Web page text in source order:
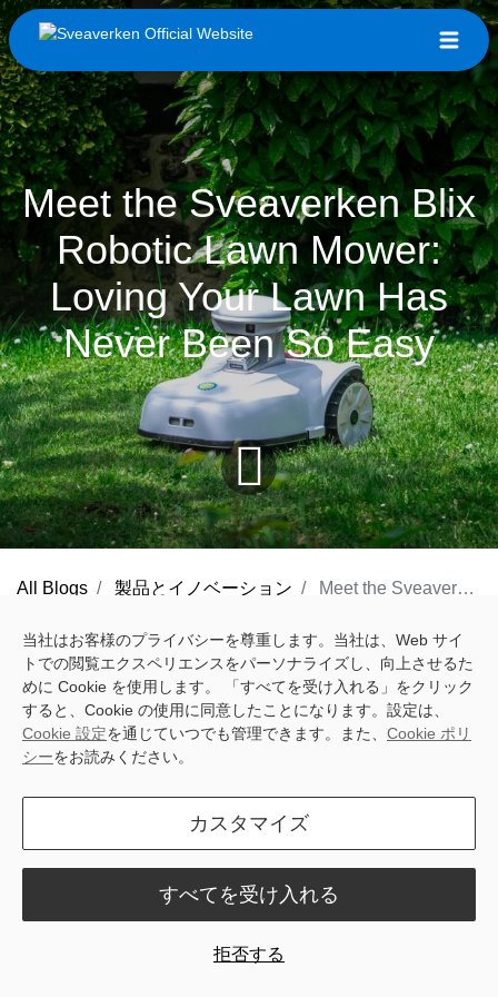
Meet the Sveaverken Blix
Robotic Lawn Mower:
Loving Your Lawn Has
Never Been So Easy
All Blogs 製品とイノベーション Meet the Sveaverken Blix Robotic Lawn Mower: Loving Your Lawn Has Never Been So Easy
Whether on the farm or commercially, Sveaverken has been a
pioneer in the field of robotics, developing a whole host of
solutions that help streamline tedious work and optimize
operations. Now, we're thrilled to be bringing that same innovation
to your backyard with the launch of our first consumer product –
当社はお客様のプライバシーを尊重します。当社は、Web サイ
トでの閲覧エクスペリエンスをパーソナライズし、向上させるた
めに Cookie を使用します。 「すべてを受け入れる」をクリック
すると、Cookie の使用に同意したことになります。設定は、
Cookie 設定を通じていつでも管理できます。また、 Cookie ポリ
シーをお読みください。
カスタマイズ
拒否する
すべてを受け入れる